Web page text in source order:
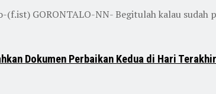
GORONTALO-NN- Begitulah kalau
Dokumen Perbaikan Kedua di Hari Terakhir